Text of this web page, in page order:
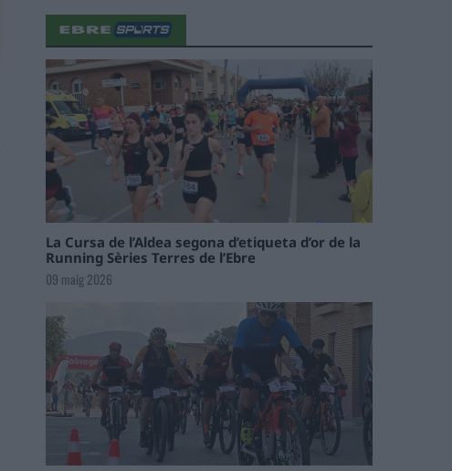
La Cursa de l’Aldea segona d’etiqueta d’or de la
Running Sèries Terres de l’Ebre
09 maig 2026